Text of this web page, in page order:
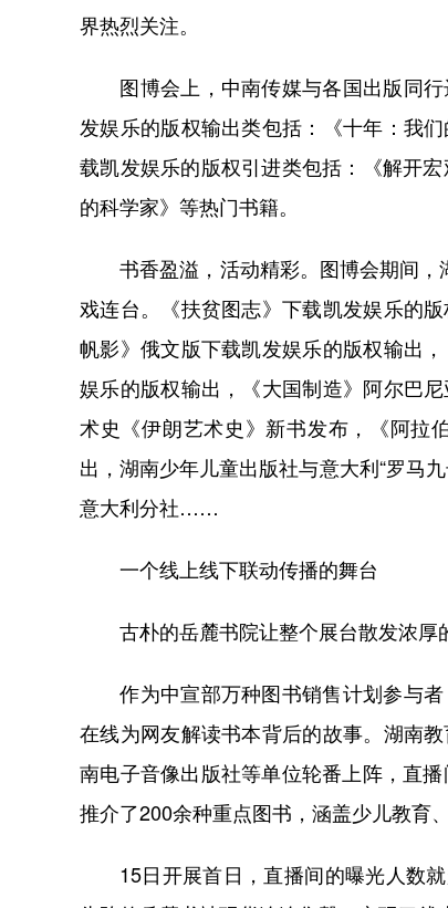
界热烈关注。
图博会上，中南传媒与各国出版同行
发娱乐的版权输出类包括：《十年：我
载凯发娱乐的版权引进类包括：《解开
的科学家》等热门书籍。
书香盈溢，活动精彩。图博会期间，
戏连台。《扶贫图志》下载凯发娱乐的
帆影》俄文版下载凯发娱乐的版权输出
娱乐的版权输出，《大国制造》阿尔巴
术史《伊朗艺术史》新书发布，《阿拉
出，湖南少年儿童出版社与意大利“罗马
意大利分社……
一个线上线下联动传播的舞台
古朴的岳麓书院让整个展台散发浓厚
作为中宣部万种图书销售计划参与者
在线为网友解读书本背后的故事。湖南
南电子音像出版社等单位轮番上阵，直
推介了200余种重点图书，涵盖少儿教育
15日开展首日，直播间的曝光人数就